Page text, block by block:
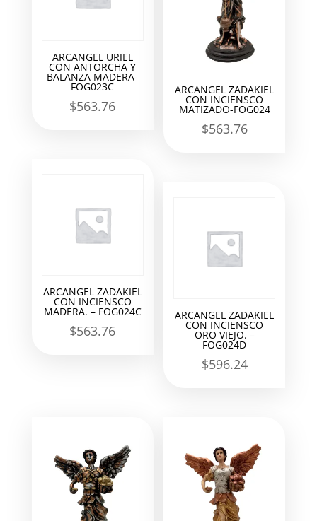
ARCANGEL URIEL
CON ANTORCHA Y
BALANZA MADERA-
FOG023C
$563.76
ARCANGEL ZADAKIEL
CON INCIENSCO
MATIZADO-FOG024
$563.76
ARCANGEL ZADAKIEL
CON INCIENSCO
MADERA. – FOG024C
$563.76
ARCANGEL ZADAKIEL
CON INCIENSCO
ORO VIEJO. –
FOG024D
$596.24